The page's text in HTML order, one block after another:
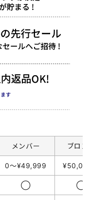
メンバー ブロン
0〜¥49,999
◯ ◯